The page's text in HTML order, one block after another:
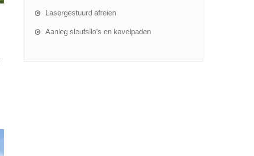
Lasergestuurd afreien
Aanleg sleufsilo’s en kavelpaden